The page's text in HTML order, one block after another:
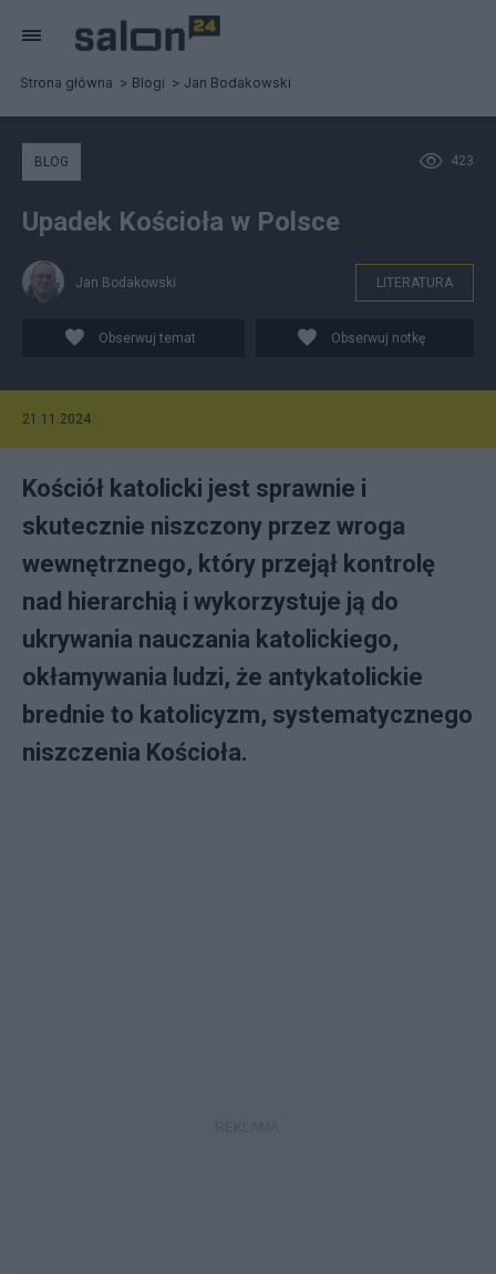
Strona główna Blogi Jan Bodakowski
423
BLOG
Upadek Kościoła w Polsce
Jan Bodakowski LITERATURA
Obserwuj temat Obserwuj notkę
21.11.2024
Kościół katolicki jest sprawnie i
skutecznie niszczony przez wroga
wewnętrznego, który przejął kontrolę
nad hierarchią i wykorzystuje ją do
ukrywania nauczania katolickiego,
okłamywania ludzi, że antykatolickie
brednie to katolicyzm, systematycznego
niszczenia Kościoła.